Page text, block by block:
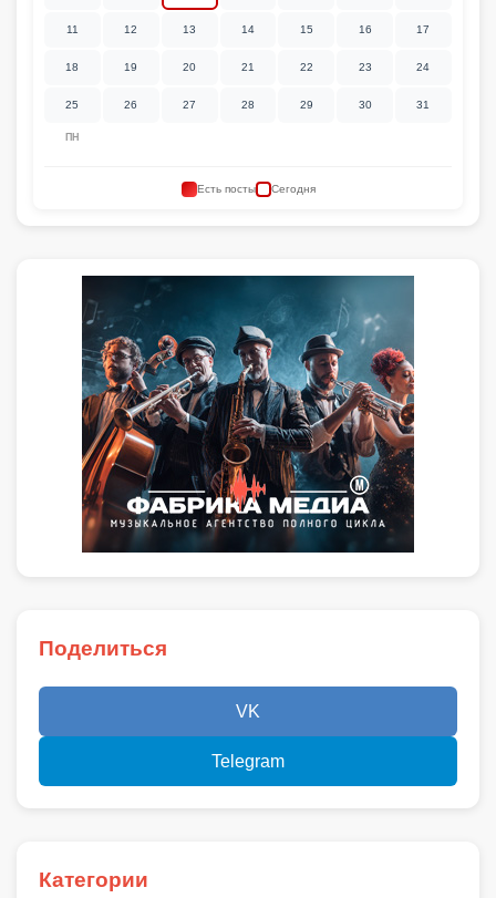
ПН
11 12 13 14 15 16 17
18 19 20 21 22 23 24
25 26 27 28 29 30 31
Есть посты Сегодня
Поделиться
VK
Telegram
Категории